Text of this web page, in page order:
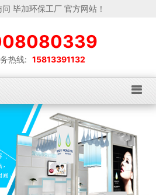
毕加环保工厂 官方网站！
热线: 15813391132